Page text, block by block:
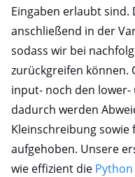
Eingaben erlaubt sind.
anschließend in der
sodass wir bei
zurückgreifen können.
input- noch den lower-
dadurch werden
Kleinschreibung sowie
aufgehoben. Unsere
wie effizient die